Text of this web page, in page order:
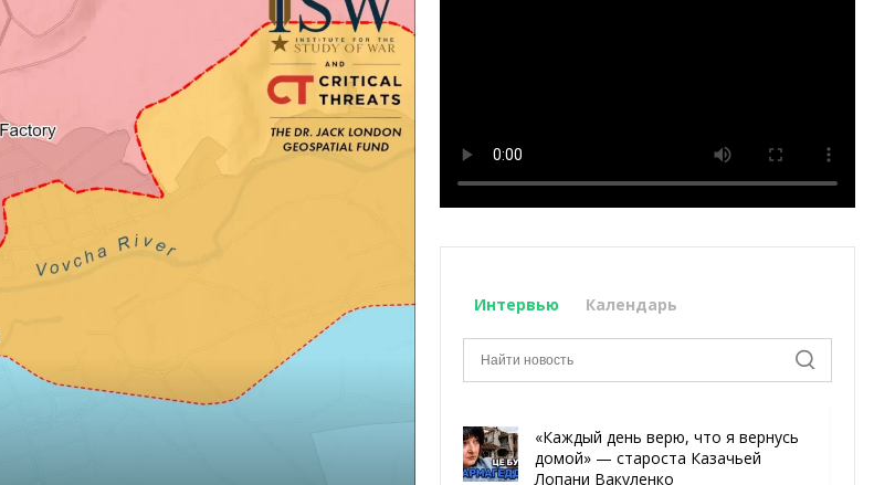
Интервью Календарь
«Каждый день верю, что я вернусь
домой» — староста Казачьей
Лопани Вакуленко